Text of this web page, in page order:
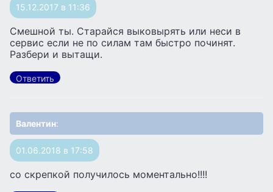
15.12.2017 в 11:36
Смешной ты. Старайся выковырять или неси в
сервис если не по силам там быстро починят.
Разбери и вытащи.
Ответить
Валентин:
01.06.2018 в 17:58
со скрепкой получилось моментально!!!!